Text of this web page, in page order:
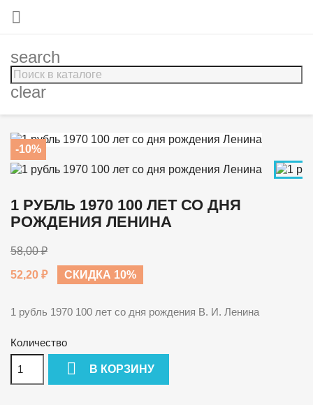

search
clear
-10%
1 РУБЛЬ 1970 100 ЛЕТ СО ДНЯ
РОЖДЕНИЯ ЛЕНИНА
58,00 ₽
52,20 ₽
СКИДКА 10%
1 рубль 1970 100 лет со дня рождения В. И. Ленина
Количество
 В КОРЗИНУ